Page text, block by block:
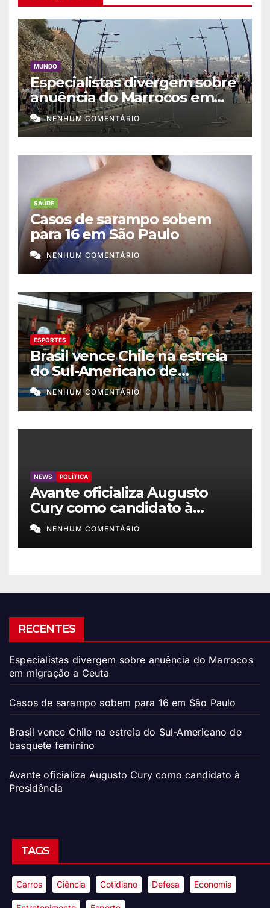
MUNDO
Especialistas divergem sobre
anuência do Marrocos em
migração a Ceuta
NENHUM COMENTÁRIO
SAÚDE
Casos de sarampo sobem
para 16 em São Paulo
NENHUM COMENTÁRIO
ESPORTES
Brasil vence Chile na estreia
do Sul-Americano de
basquete feminino
NENHUM COMENTÁRIO
NEWS POLÍTICA
Avante oficializa Augusto
Cury como candidato à
Presidência
NENHUM COMENTÁRIO
RECENTES
Especialistas divergem sobre anuência do Marrocos
em migração a Ceuta
Casos de sarampo sobem para 16 em São Paulo
Brasil vence Chile na estreia do Sul-Americano de
basquete feminino
Avante oficializa Augusto Cury como candidato à
Presidência
TAGS
Carros Ciência Cotidiano Defesa Economia